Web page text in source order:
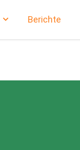
Berichte